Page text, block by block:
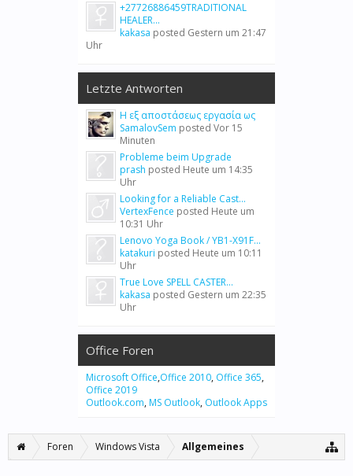
+27726886459TRADITIONAL
HEALER...
kakasa posted Gestern um 21:47
Uhr
Letzte Antworten
Η εξ αποστάσεως εργασία ως
SamalovSem posted Vor 15
Minuten
Probleme beim Upgrade
prash posted Heute um 14:35
Uhr
Looking for a Reliable Cast...
VertexFence posted Heute um
10:31 Uhr
Lenovo Yoga Book / YB1-X91F...
katakuri posted Heute um 10:11
Uhr
True Love SPELL CASTER...
kakasa posted Gestern um 22:35
Uhr
Office Foren
Microsoft Office,Office 2010, Office 365,
Office 2019
Outlook.com, MS Outlook, Outlook Apps
Foren Windows Vista Allgemeines